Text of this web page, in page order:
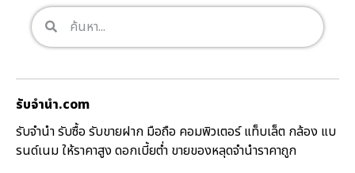
รับจํานํา.com
รับจำนำ รับซื้อ รับขายฝาก มือถือ คอมพิวเตอร์ แท็บเล็ต กล้อง แบ
รนด์เนม ให้ราคาสูง ดอกเบี้ยต่ำ ขายของหลุดจำนำราคาถูก